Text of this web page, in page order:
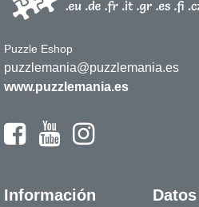
Puzzle Eshop
puzzlemania@puzzlemania.es
www.puzzlemania.es
Información